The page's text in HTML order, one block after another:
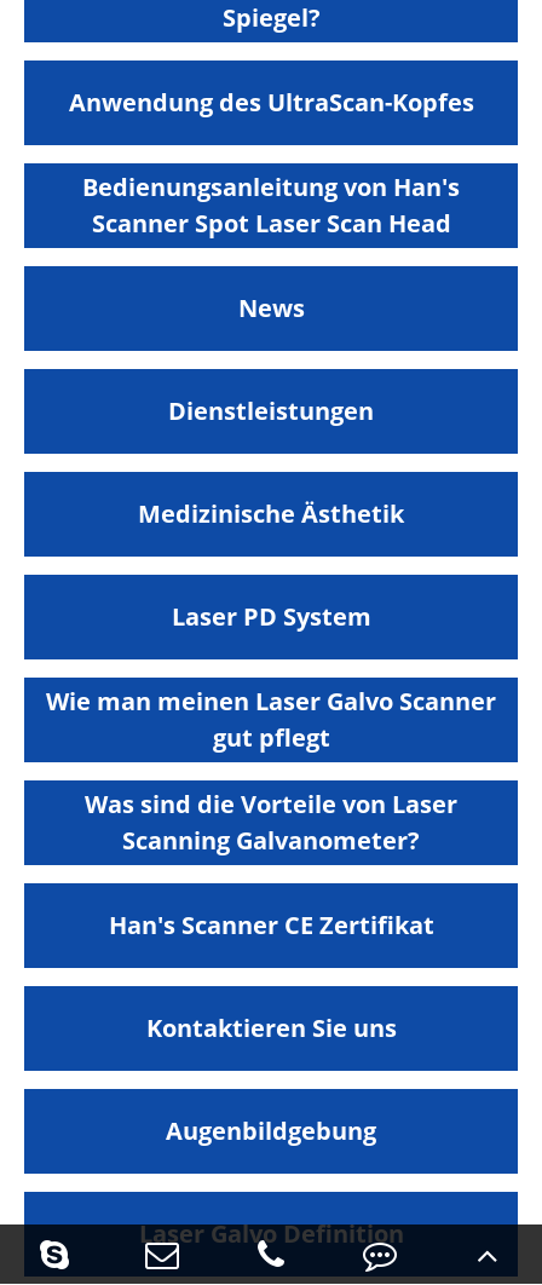
Spiegel?
Anwendung des UltraScan-Kopfes
Bedienungsanleitung von Han's
Scanner Spot Laser Scan Head
News
Dienstleistungen
Medizinische Ästhetik
Laser PD System
Wie man meinen Laser Galvo Scanner
gut pflegt
Was sind die Vorteile von Laser
Scanning Galvanometer?
Han's Scanner CE Zertifikat
Kontaktieren Sie uns
Augenbildgebung
Laser Galvo Definition